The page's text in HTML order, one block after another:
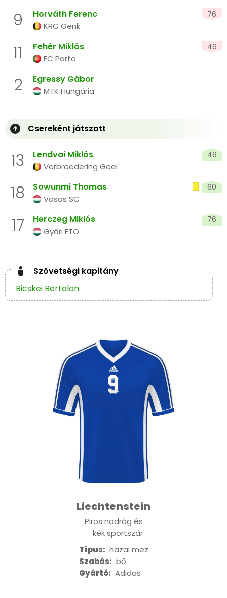
9 Horváth Ferenc 76
KRC Genk
11 Fehér Miklós 46
FC Porto
2 Egressy Gábor
MTK Hungária
Csereként játszott
13 Lendvai Miklós 46
Verbroedering Geel
18 Sowunmi Thomas 60
Vasas SC
17 Herczeg Miklós 76
Győri ETO
Szövetségi kapitány
Bicskei Bertalan
Liechtenstein
Piros nadrág és
kék sportszár
Típus: hazai mez
Szabás: bő
Gyártó: Adidas